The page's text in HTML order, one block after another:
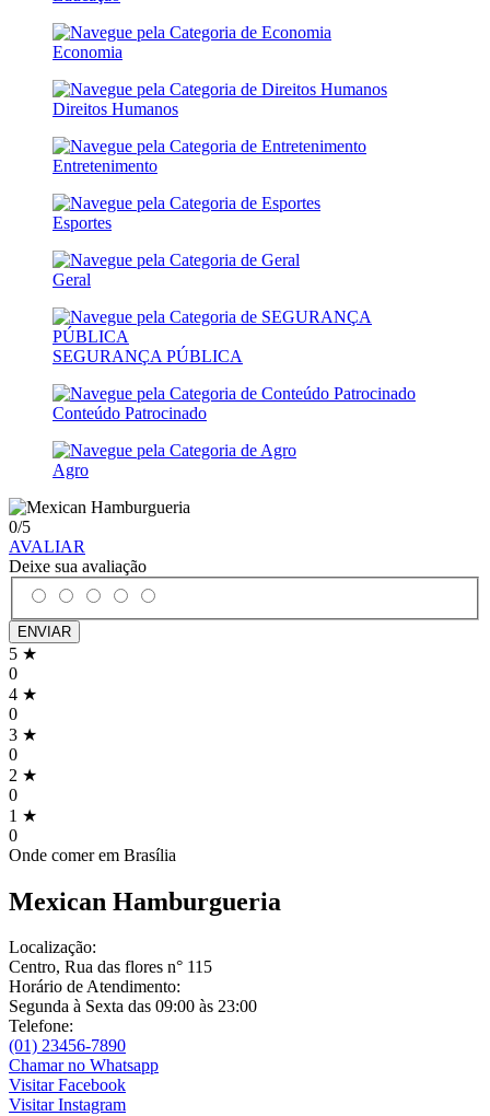
Economia
Direitos Humanos
Entretenimento
Esportes
Geral
SEGURANÇA PÚBLICA
Conteúdo Patrocinado
Agro
0/5
AVALIAR
Deixe sua avaliação
ENVIAR
5 ★
0
4 ★
0
3 ★
0
2 ★
0
1 ★
0
Onde comer em Brasília
Mexican Hamburgueria
Localização:
Centro, Rua das flores n° 115
Horário de Atendimento:
Segunda à Sexta das 09:00 às 23:00
Telefone:
(01) 23456-7890
Chamar no Whatsapp
VisitarFacebook
VisitarInstagram